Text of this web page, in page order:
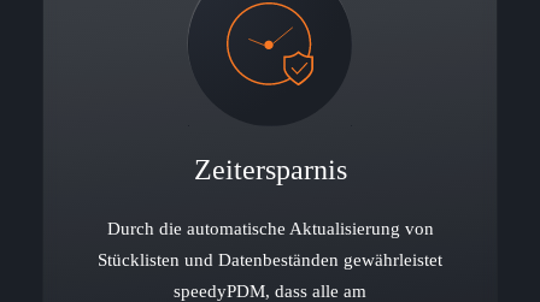
Zeitersparnis
Durch die automatische Aktualisierung von
Stücklisten und Datenbeständen gewährleistet
speedyPDM, dass alle am